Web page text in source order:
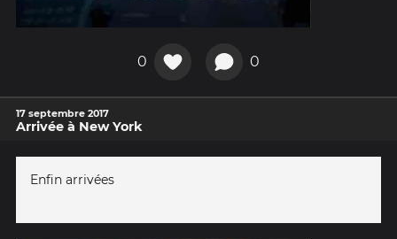
0 0
17 septembre 2017
Arrivée à New York
Enfin arrivées